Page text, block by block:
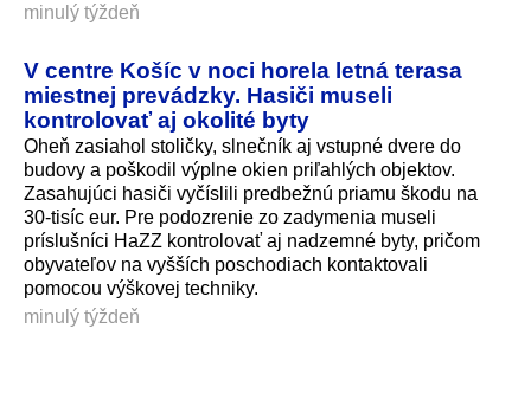
minulý týždeň
V centre Košíc v noci horela letná terasa
miestnej prevádzky. Hasiči museli
kontrolovať aj okolité byty
Oheň zasiahol stoličky, slnečník aj vstupné dvere do
budovy a poškodil výplne okien priľahlých objektov.
Zasahujúci hasiči vyčíslili predbežnú priamu škodu na
30-tisíc eur. Pre podozrenie zo zadymenia museli
príslušníci HaZZ kontrolovať aj nadzemné byty, pričom
obyvateľov na vyšších poschodiach kontaktovali
pomocou výškovej techniky.
minulý týždeň